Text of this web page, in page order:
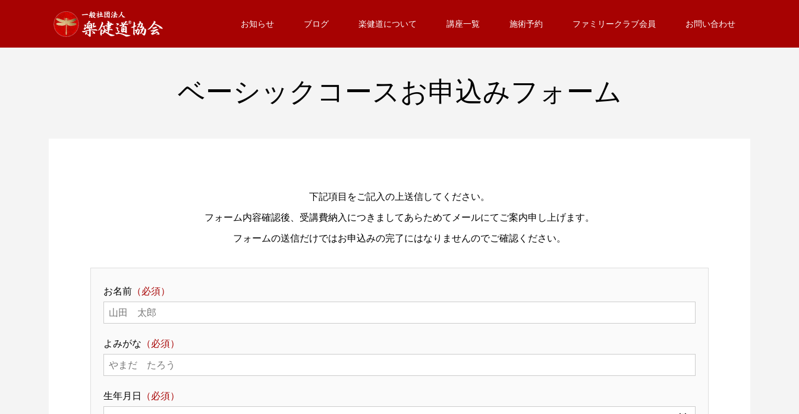
お知らせ ブログ 楽健道について 講座一覧 施術予約 ファミリークラブ会員 お問い合わせ
ベーシックコースお申込みフォーム
下記項目をご記入の上送信してください。
フォーム内容確認後、受講費納入につきましてあらためてメールにてご案内申し上げます。
フォームの送信だけではお申込みの完了にはなりませんのでご確認ください。
お名前 （必須）
よみがな （必須）
生年月日 （必須）